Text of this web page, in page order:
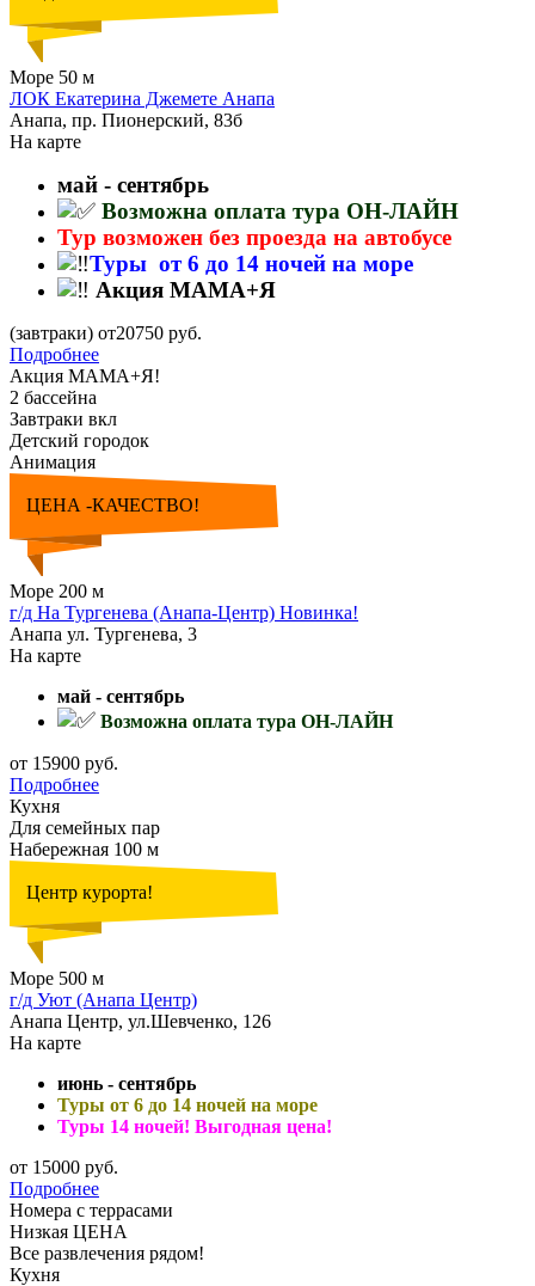
Море 50 м
ЛОК Екатерина Джемете Анапа
Анапа, пр. Пионерский, 83б
На карте
май - сентябрь
Возможна оплата тура ОН-ЛАЙН
Тур возможен без проезда на автобусе
Туры от 6 до 14 ночей на море
Акция МАМА+Я
(завтраки) от20750 руб.
Подробнее
Акция МАМА+Я!
2 бассейна
Завтраки вкл
Детский городок
Анимация
ЦЕНА -КАЧЕСТВО!
Море 200 м
г/д На Тургенева (Анапа-Центр) Новинка!
Анапа ул. Тургенева, 3
На карте
май - сентябрь
Возможна оплата тура ОН-ЛАЙН
от 15900 руб.
Подробнее
Кухня
Для семейных пар
Набережная 100 м
Центр курорта!
Море 500 м
г/д Уют (Анапа Центр)
Анапа Центр, ул.Шевченко, 126
На карте
июнь - сентябрь
Туры от 6 до 14 ночей на море
Туры 14 ночей! Выгодная цена!
от 15000 руб.
Подробнее
Номера с террасами
Низкая ЦЕНА
Все развлечения рядом!
Кухня